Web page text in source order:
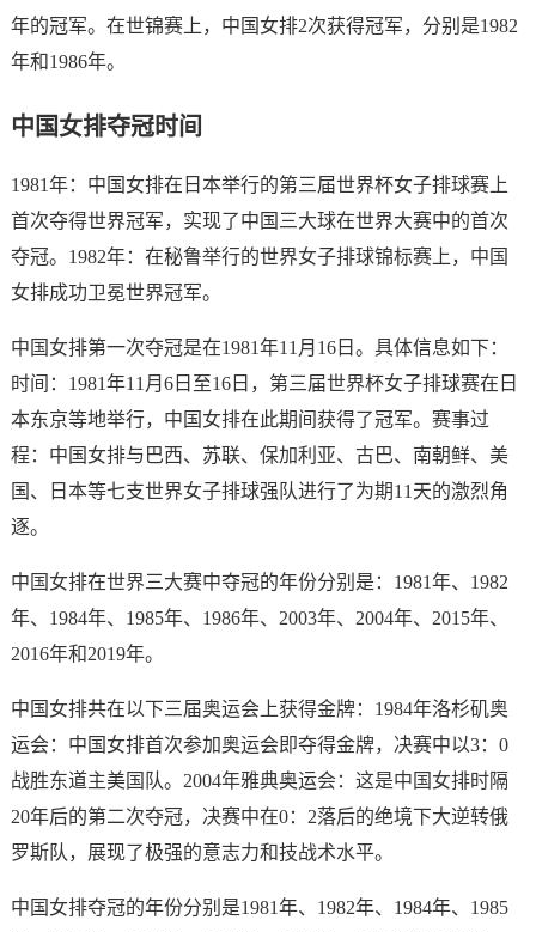
年的冠军。在世锦赛上，中国女排2次获得冠军，分别是1982
年和1986年。
中国女排夺冠时间
1981年：中国女排在日本举行的第三届世界杯女子排球赛上
首次夺得世界冠军，实现了中国三大球在世界大赛中的首次
夺冠。1982年：在秘鲁举行的世界女子排球锦标赛上，中国
女排成功卫冕世界冠军。
中国女排第一次夺冠是在1981年11月16日。具体信息如下：
时间：1981年11月6日至16日，第三届世界杯女子排球赛在日
本东京等地举行，中国女排在此期间获得了冠军。赛事过
程：中国女排与巴西、苏联、保加利亚、古巴、南朝鲜、美
国、日本等七支世界女子排球强队进行了为期11天的激烈角
逐。
中国女排在世界三大赛中夺冠的年份分别是：1981年、1982
年、1984年、1985年、1986年、2003年、2004年、2015年、
2016年和2019年。
中国女排共在以下三届奥运会上获得金牌：1984年洛杉矶奥
运会：中国女排首次参加奥运会即夺得金牌，决赛中以3：0
战胜东道主美国队。2004年雅典奥运会：这是中国女排时隔
20年后的第二次夺冠，决赛中在0：2落后的绝境下大逆转俄
罗斯队，展现了极强的意志力和技战术水平。
中国女排夺冠的年份分别是1981年、1982年、1984年、1985